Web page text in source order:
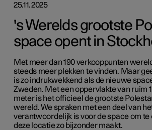
25.11.2025
's Werelds grootste
space opent in
Met meer dan 190 verkooppunten
steeds meer plekken te vinden. Maar
is zo indrukwekkend als de nieuwe
Zweden. Met een oppervlakte van ruim
meter is het officieel de grootste
wereld. We spraken met een deel van
verantwoordelijk is voor de space om te
deze locatie zo bijzonder maakt.